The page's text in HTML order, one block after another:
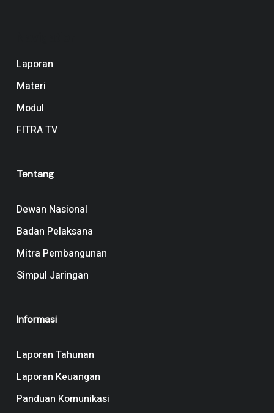
Laporan
Materi
Modul
FITRA TV
Tentang
Dewan Nasional
Badan Pelaksana
Mitra Pembangunan
Simpul Jaringan
Informasi
Laporan Tahunan
Laporan Keuangan
Panduan Komunikasi